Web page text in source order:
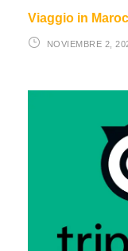
Viaggio in
NOVIEMBRE 2,